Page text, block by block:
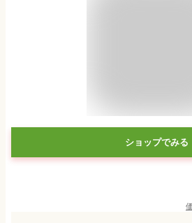
ショップでみる